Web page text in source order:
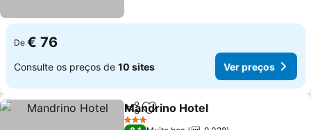
De € 76
Consulte os preços de 10 sites Ver preços
PartilharAdicionar aos favoritos
Mandrino Hotel
3 Estrelas